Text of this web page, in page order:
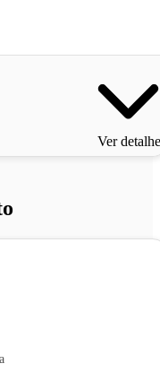
Ver